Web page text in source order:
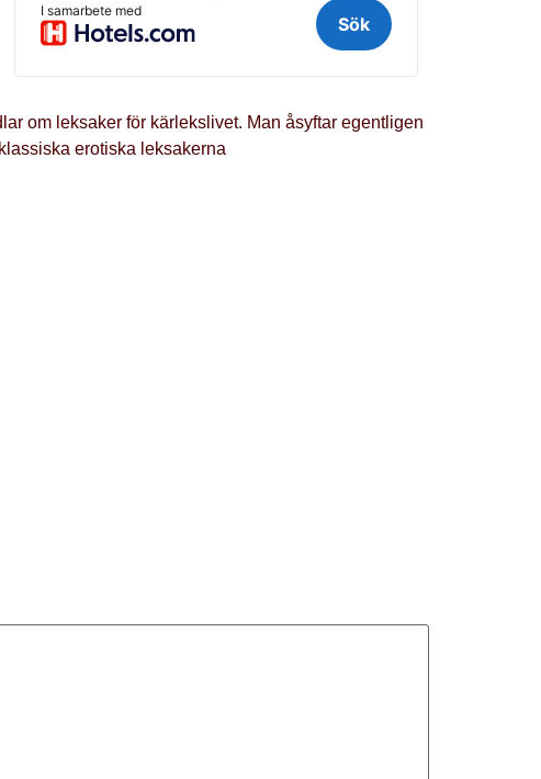
om leksaker för kärlekslivet. Man åsyftar egentligen
erotiska leksakerna